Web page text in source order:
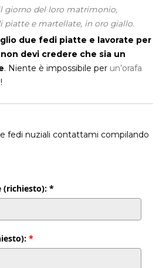
giorno del loro matrimonio,
piatte e martellate, in oro giallo.
due fedi piatte e lavorate per
devi credere che sia un
. Niente è impossibile per un’orafa
!
fedi nuziali contattami compilando
(richiesto): *
*